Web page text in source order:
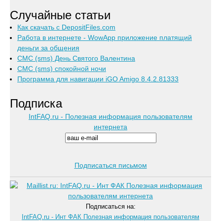
Случайные статьи
Как скачать с DepositFiles.com
Работа в интернете - WowApp приложение платящий
деньги за общения
СМС (sms) День Святого Валентина
СМС (sms) спокойной ночи
Программа для навигации iGO Amigo 8.4.2.81333
Подписка
IntFAQ.ru - Полезная информация пользователям
интернета
Подписаться письмом
Подписаться на:
IntFAQ.ru - Инт ФАК Полезная информация пользователям